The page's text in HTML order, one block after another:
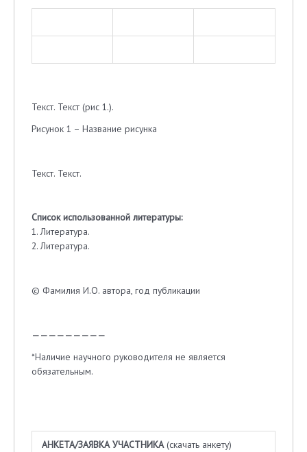
Текст. Текст (рис 1.).
Рисунок 1 – Название рисунка
Текст. Текст.
Список использованной литературы:
1. Литература.
2. Литература.
© Фамилия И.О. автора, год публикации
—————————
*Наличие научного руководителя не является
обязательным.
АНКЕТА/ЗАЯВКА УЧАСТНИКА(скачать анкету)